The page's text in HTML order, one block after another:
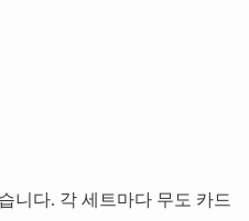
니다. 각 세트마다 무도 카드